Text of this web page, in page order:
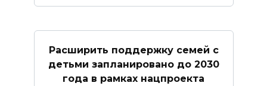
Расширить поддержку семей с
детьми запланировано до 2030
года в рамках нацпроекта